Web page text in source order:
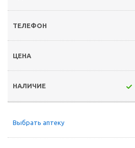
Выбрать аптеку